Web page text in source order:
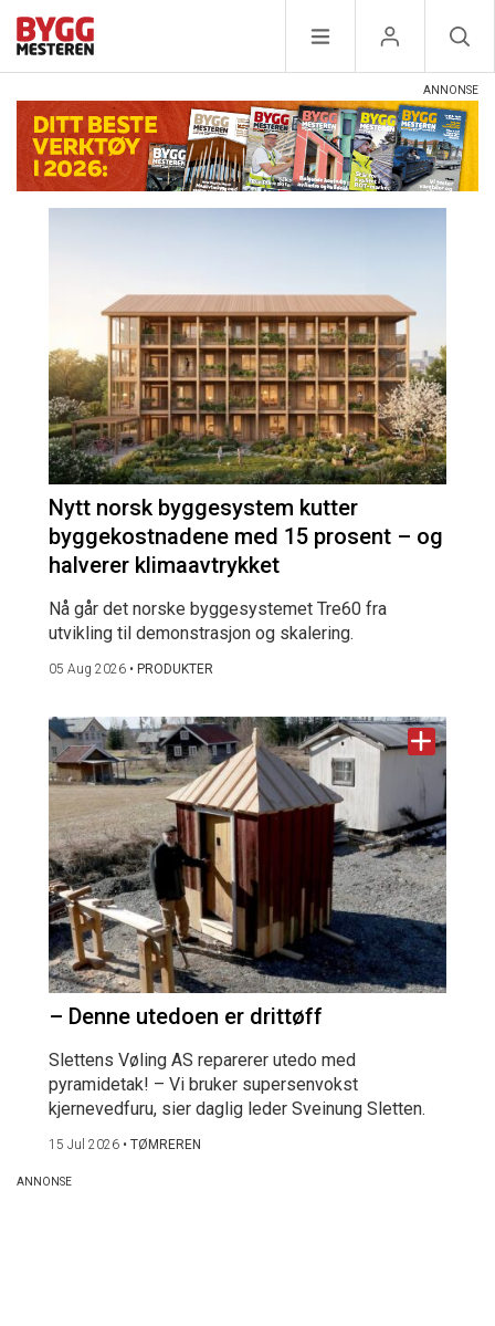
Nytt norsk byggesystem kutter
byggekostnadene med 15 prosent – og
halverer klimaavtrykket
Nå går det norske byggesystemet Tre60 fra
utvikling til demonstrasjon og skalering.
05 Aug 2026 • PRODUKTER
– Denne utedoen er drittøff
Slettens Vøling AS reparerer utedo med
pyramidetak! – Vi bruker supersenvokst
kjernevedfuru, sier daglig leder Sveinung Sletten.
15 Jul 2026 • TØMREREN